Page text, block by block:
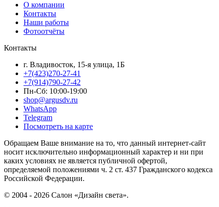
О компании
Контакты
Наши работы
Фотоотчёты
Контакты
г. Владивосток, 15-я улица, 1Б
+7(423)270-27-41
+7(914)790-27-42
Пн-Сб: 10:00-19:00
shop@argusdv.ru
WhatsApp
Telegram
Посмотреть на карте
Обращаем Ваше внимание на то, что данный интернет-сайт
носит исключительно информационный характер и ни при
каких условиях не является публичной офертой,
определяемой положениями ч. 2 ст. 437 Гражданского кодекса
Российской Федерации.
© 2004 - 2026 Салон «Дизайн света».